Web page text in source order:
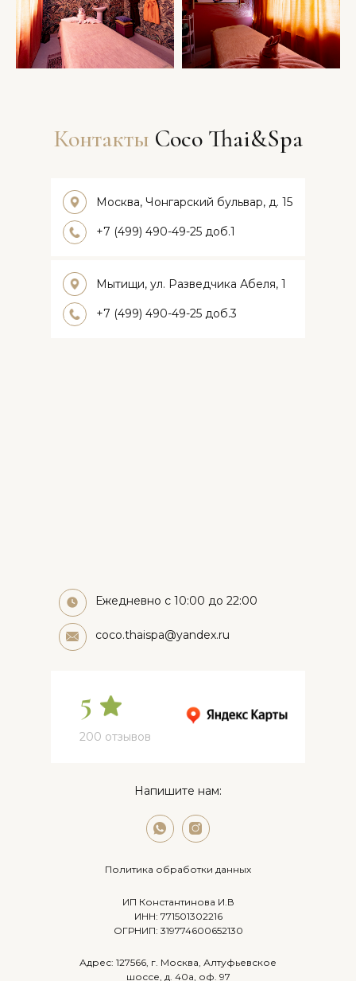
Контакты Coco Thai&Spa
Москва, Чонгарский бульвар, д. 15
+7 (499) 490-49-25 доб.1
Ежедневно с 10:00 до 22:00
Напишите нам:
Политика обработки данных
ИП Константинова И.В
ИНН: 771501302216
ОГРНИП: 319774600652130
200 отзывов
5
coco.thaispa@yandex.ru
Мытищи, ул. Разведчика Абеля, 1
+7 (499) 490-49-25 доб.3
Адрес: 127566, г. Москва, Алтуфьевское
шоссе, д. 40а, оф. 97Салон Каховка 25
Салон Чонгарский 15